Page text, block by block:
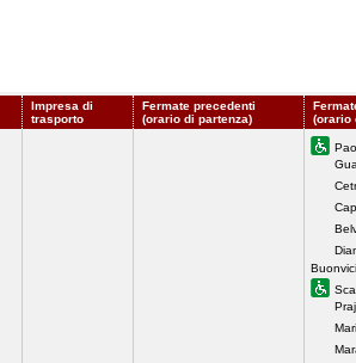
Impresa di
trasporto
Fermate precedenti
(orario di partenza)
(orario